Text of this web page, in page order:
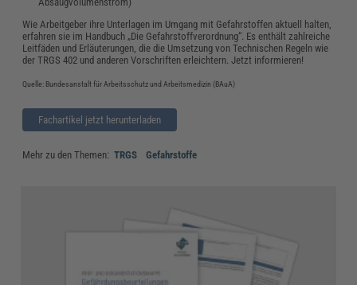
Wie Arbeitgeber ihre Unterlagen im Umgang mit Gefahrstoffen aktuell halten,
erfahren sie im Handbuch „Die Gefahrstoffverordnung“. Es enthält zahlreiche
Leitfäden und Erläuterungen, die die Umsetzung von Technischen Regeln wie
der TRGS 402 und anderen Vorschriften erleichtern. Jetzt informieren!
Quelle: Bundesanstalt für Arbeitsschutz und Arbeitsmedizin (BAuA)
Fachartikel jetzt herunterladen
Mehr zu den Themen: TRGS Gefahrstoffe